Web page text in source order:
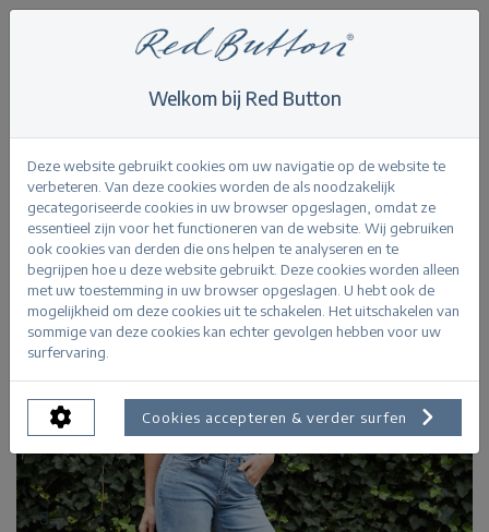
Victoria Blouse Denim
Terug
Welkom bij Red Button
Deze website gebruikt cookies om uw navigatie op de website te
verbeteren. Van deze cookies worden de als noodzakelijk
gecategoriseerde cookies in uw browser opgeslagen, omdat ze
essentieel zijn voor het functioneren van de website. Wij gebruiken
ook cookies van derden die ons helpen te analyseren en te
begrijpen hoe u deze website gebruikt. Deze cookies worden alleen
met uw toestemming in uw browser opgeslagen. U hebt ook de
mogelijkheid om deze cookies uit te schakelen. Het uitschakelen van
sommige van deze cookies kan echter gevolgen hebben voor uw
surfervaring.
Cookies accepteren & verder surfen